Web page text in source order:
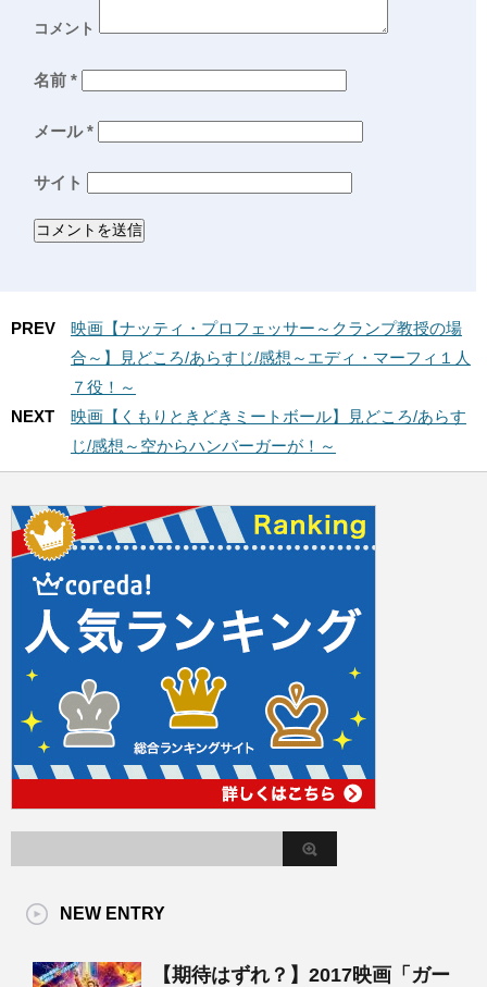
コメント
名前 *
メール*
サイト
PREV
映画【ナッティ・プロフェッサー～クランプ教授の場
合～】見どころ/あらすじ/感想～エディ・マーフィ１人
７役！～
NEXT
映画【くもりときどきミートボール】見どころ/あらす
じ/感想～空からハンバーガーが！～
NEW ENTRY
【期待はずれ？】2017映画「ガー